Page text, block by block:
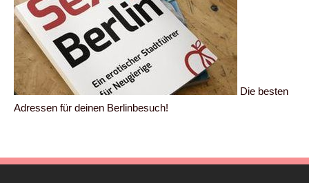
Die besten
Adressen für deinen Berlinbesuch!